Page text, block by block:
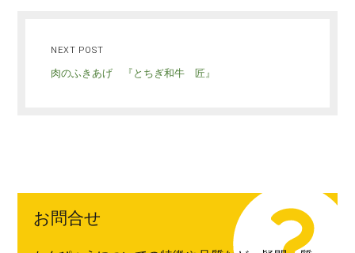
NEXT POST
肉のふきあげ 『とちぎ和牛 匠』
お問合せ